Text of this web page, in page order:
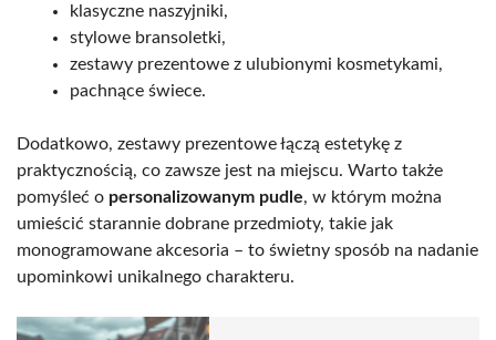
klasyczne naszyjniki,
stylowe bransoletki,
zestawy prezentowe z ulubionymi kosmetykami,
pachnące świece.
Dodatkowo, zestawy prezentowe łączą estetykę z
praktycznością, co zawsze jest na miejscu. Warto także
pomyśleć o personalizowanym pudle, w którym można
umieścić starannie dobrane przedmioty, takie jak
monogramowane akcesoria – to świetny sposób na nadanie
upominkowi unikalnego charakteru.